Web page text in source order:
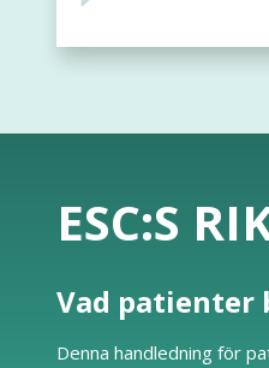
ESC:S
Vad patienter
Denna handledning för